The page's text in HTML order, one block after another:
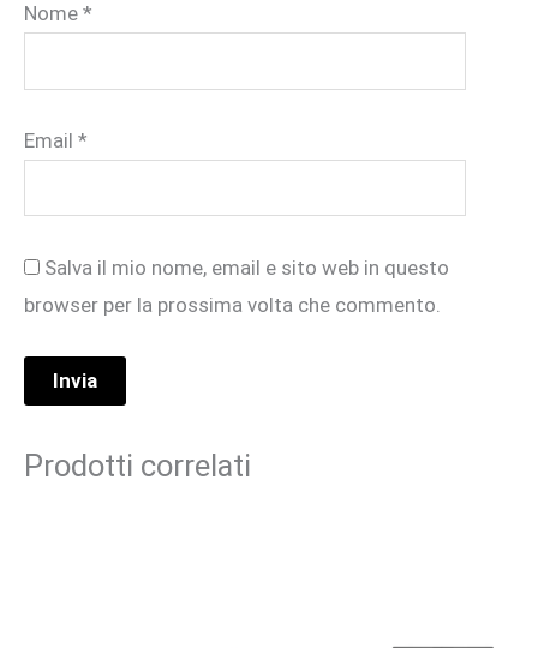
Nome *
Email *
Salva il mio nome, email e sito web in questo
browser per la prossima volta che commento.
Prodotti correlati